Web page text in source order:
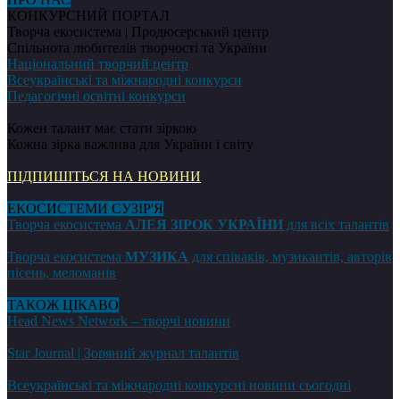
КОНКУРСНИЙ ПОРТАЛ
Творча екосистема | Продюсерський центр
Спільнота любителів творчості та України
Національний творчий центр
Всеукраїнські та міжнародні конкурси
Педагогічні освітні конкурси
Кожен талант має стати зіркою
Кожна зірка важлива для України і світу
ПІДПИШІТЬСЯ НА НОВИНИ
ЕКОСИСТЕМИ СУЗІР'Я
Творча екосистема АЛЕЯ ЗІРОК УКРАЇНИ для всіх талантів
Творча екосистема МУЗИКА для співаків, музикантів, авторів
пісень, меломанів
ТАКОЖ ЦІКАВО
Head News Network – творчі новини
Star Journal | Зоряний журнал талантів
Всеукраїнські та міжнародні конкурсні новини сьогодні